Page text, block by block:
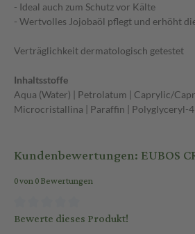
- Ideal auch zum Schutz vor Kälte
- Wertvolles Jojobaöl pflegt und erhöht
Verträglichkeit dermatologisch getestet
Inhaltsstoffe
Aqua (Water) | Petrolatum | Caprylic/
Microcristallina | Paraffin | Polyglyceryl-4
Kundenbewertungen: EUBOS
0 von 0 Bewertungen
Bewerte dieses Produkt!